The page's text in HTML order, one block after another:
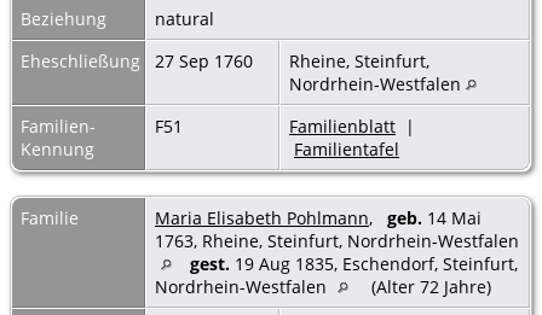
Beziehung
natural
Eheschließung
27 Sep 1760
Rheine, Steinfurt,
Nordrhein-Westfalen
Familien-
Kennung
F51 Familienblatt |
Familientafel
Familie Maria Elisabeth Pohlmann, geb. 14 Mai
1763, Rheine, Steinfurt, Nordrhein-Westfalen
gest. 19 Aug 1835, Eschendorf, Steinfurt,
Nordrhein-Westfalen
(Alter 72 Jahre)